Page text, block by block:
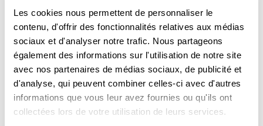
Les cookies nous permettent de personnaliser le
contenu, d'offrir des fonctionnalités relatives aux médias
sociaux et d'analyser notre trafic. Nous partageons
également des informations sur l'utilisation de notre site
avec nos partenaires de médias sociaux, de publicité et
d'analyse, qui peuvent combiner celles-ci avec d'autres
informations que vous leur avez fournies ou qu'ils ont
collectées lors de votre utilisation de leurs services.
vient rencontrer les personnes âgées avant le
vernissage de l’exposition.
La population locale découvre l’exposition
hors du commun, résultat d’une semaine de
partages entre une personne âgée et une